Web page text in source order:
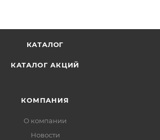
КАТАЛОГ
КАТАЛОГ АКЦИЙ
КОМПАНИЯ
О компании
Новости